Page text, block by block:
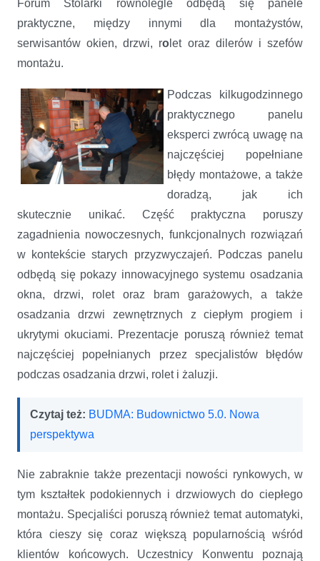
Forum Stolarki równolegle odbędą się panele
praktyczne, między innymi dla montażystów,
serwisantów okien, drzwi, ro let oraz dilerów i szefów
montażu.
Podczas kilkugodzinnego
praktycznego panelu
eksperci zwrócą uwagę na
najczęściej popełniane
błędy montażowe, a także
doradzą, jak ich
skutecznie unikać. Część praktyczna poruszy
zagadnienia nowoczesnych, funkcjonalnych rozwiązań
w kontekście starych przyzwyczajeń. Podczas panelu
odbędą się pokazy innowacyjnego systemu osadzania
okna, drzwi, rolet oraz bram garażowych, a także
osadzania drzwi zewnętrznych z ciepłym progiem i
ukrytymi okuciami. Prezentacje poruszą również temat
najczęściej popełnianych przez specjalistów błędów
podczas osadzania drzwi, rolet i żaluzji.
Czytaj też: BUDMA: Budownictwo 5.0. Nowa
perspektywa
Nie zabraknie także prezentacji nowości rynkowych, w
tym kształtek podokiennych i drzwiowych do ciepłego
montażu. Specjaliści poruszą również temat automatyki,
która cieszy się coraz większą popularnością wśród
klientów końcowych. Uczestnicy Konwentu poznają